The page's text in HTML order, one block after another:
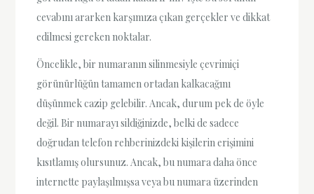
cevabını ararken karşımıza çıkan gerçekler ve dikkat
edilmesi gereken noktalar.
Öncelikle, bir numaranın silinmesiyle çevrimiçi
görünürlüğün tamamen ortadan kalkacağını
düşünmek cazip gelebilir. Ancak, durum pek de öyle
değil. Bir numarayı sildiğinizde, belki de sadece
doğrudan telefon rehberinizdeki kişilerin erişimini
kısıtlamış olursunuz. Ancak, bu numara daha önce
internette paylaşılmışsa veya bu numara üzerinden